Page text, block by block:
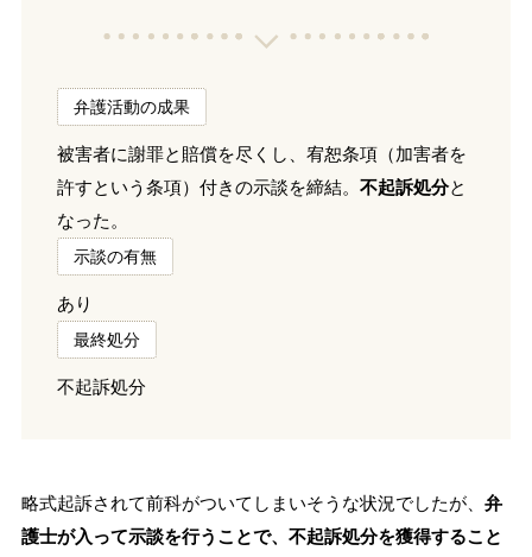
弁護活動の成果
被害者に謝罪と賠償を尽くし、宥恕条項（加害者を
許すという条項）付きの示談を締結。 不起訴処分と
なった。
示談の有無
あり
最終処分
不起訴処分
略式起訴されて前科がついてしまいそうな状況でしたが、 弁
護士が入って示談を行うことで、不起訴処分を獲得すること